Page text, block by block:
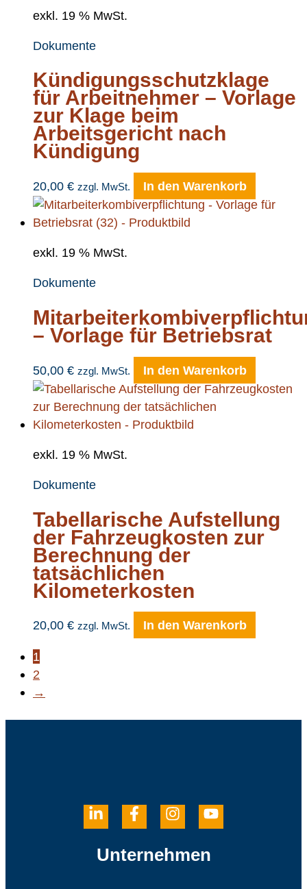
exkl. 19 % MwSt.
Dokumente
Kündigungsschutzklage
für Arbeitnehmer – Vorlage
zur Klage beim
Arbeitsgericht nach
Kündigung
20,00 € zzgl. MwSt. In den Warenkorb
exkl. 19 % MwSt.
Dokumente
– Vorlage für Betriebsrat
50,00 € zzgl. MwSt. In den Warenkorb
exkl. 19 % MwSt.
Dokumente
Tabellarische Aufstellung
der Fahrzeugkosten zur
Berechnung der
tatsächlichen
Kilometerkosten
20,00 € zzgl. MwSt. In den Warenkorb
1
2
→
Unternehmen